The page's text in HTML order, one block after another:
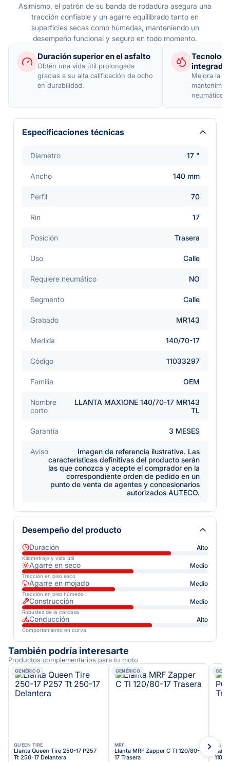
Asimismo, el patrón de su banda de rodadura asegura una
tracción confiable y un agarre equilibrado tanto en
superficies secas como húmedas, manteniendo un
desempeño funcional y seguro en todo momento.
Duración superior en el asfalto
Obtén una vida útil prolongada
gracias a su alta calificación de ocho
en durabilidad.
integrada
Mejora la
neumático
Especificaciones técnicas
Diametro 17 "
Ancho 140 mm
Perfil 70
Rin 17
Posición Trasera
Uso Calle
Requiere neumático NO
Segmento Calle
Grabado MR143
Medida 140/70-17
Código 11033297
Familia OEM
Nombre
corto
LLANTA MAXIONE 140/70-17 MR143
TL
Garantía 3 MESES
Aviso
Imagen de referencia ilustrativa. Las
características definitivas del producto serán
las que conozca y acepte el comprador en la
correspondiente orden de pedido en un
punto de venta de agentes y concesionarios
autorizados AUTECO.
Desempeño del producto
Duración Alto
Kilometraje y vida útil
Agarre en seco Medio
Tracción en piso seco
Agarre en mojado Medio
Tracción en piso húmedo
Construcción Medio
Robustez de la carcasa
Conducción Alto
Comportamiento en curva
También podría interesarte
Productos complementarios para tu moto
GENÉRICO
QUEEN TIRE
Llanta Queen Tire 250-17 P257
Tt 250-17 Delantera
GENÉRICO
MRF
Llanta MRF Zapper C Tl 120/80-
17 Trasera
110/